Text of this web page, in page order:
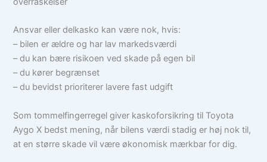
Ansvar eller delkasko kan være nok, hvis:
– bilen er ældre og har lav markedsværdi
– du kan bære risikoen ved skade på egen bil
– du kører begrænset
– du bevidst prioriterer lavere fast udgift
Som tommelfingerregel giver kaskoforsikring til Toyota
Aygo X bedst mening, når bilens værdi stadig er høj nok til,
at en større skade vil være økonomisk mærkbar for dig.